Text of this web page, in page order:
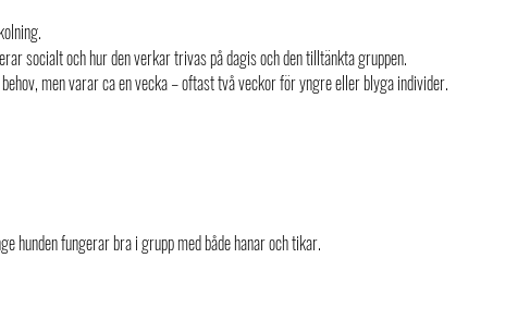
socialt och hur den verkar trivas på dagis och den tilltänkta gruppen.
men varar ca en vecka – oftast två veckor för yngre eller blyga individer.
hunden fungerar bra i grupp med både hanar och tikar.